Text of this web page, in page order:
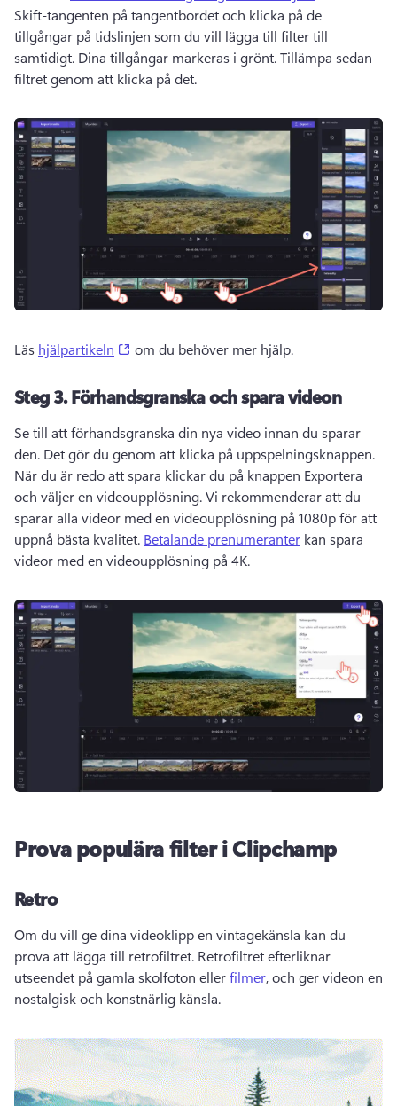
Skift-tangenten på tangentbordet och klicka på de
tillgångar på tidslinjen som du vill lägga till filter till
samtidigt. Dina tillgångar markeras i grönt. Tillämpa sedan
filtret genom att klicka på det.
Läs hjälpartikeln (opens in a new tab)
om du behöver mer hjälp.
Steg 3. Förhandsgranska och spara videon
Se till att förhandsgranska din nya video innan du sparar
den. Det gör du genom att klicka på uppspelningsknappen.
När du är redo att spara klickar du på knappen Exportera
och väljer en videoupplösning. Vi rekommenderar att du
sparar alla videor med en videoupplösning på 1080p för att
uppnå bästa kvalitet. Betalande prenumeranter kan spara
videor med en videoupplösning på 4K.
Prova populära filter i Clipchamp
Retro
Om du vill ge dina videoklipp en vintagekänsla kan du
prova att lägga till retrofiltret. Retrofiltret efterliknar
utseendet på gamla skolfoton eller filmer, och ger videon en
nostalgisk och konstnärlig känsla.